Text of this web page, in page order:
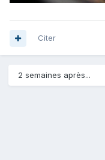
Citer
2 semaines après...